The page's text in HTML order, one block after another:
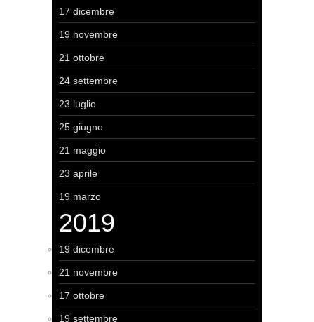
17 dicembre
19 novembre
21 ottobre
24 settembre
23 luglio
25 giugno
21 maggio
23 aprile
19 marzo
2019
19 dicembre
21 novembre
17 ottobre
19 settembre